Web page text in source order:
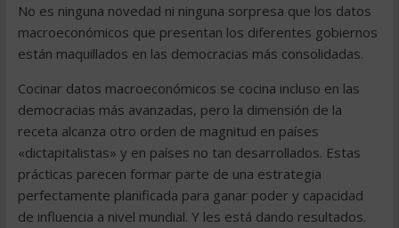
No es ninguna novedad ni ninguna sorpresa que los datos
macroeconómicos que presentan los diferentes gobiernos
están maquillados en las democracias más consolidadas.
Cocinar datos macroeconómicos se cocina incluso en las
democracias más avanzadas, pero la dimensión de la
receta alcanza otro orden de magnitud en países
«dictapitalistas» y en países no tan desarrollados. Estas
prácticas parecen formar parte de una estrategia
perfectamente planificada para ganar poder y capacidad
de influencia a nivel mundial. Y les está dando resultados.